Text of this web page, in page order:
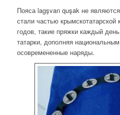
Пояса lagşvan quşak не
стали частью
годов, такие пряжки каждый
татарки, дополняя
осовремененные наряды.